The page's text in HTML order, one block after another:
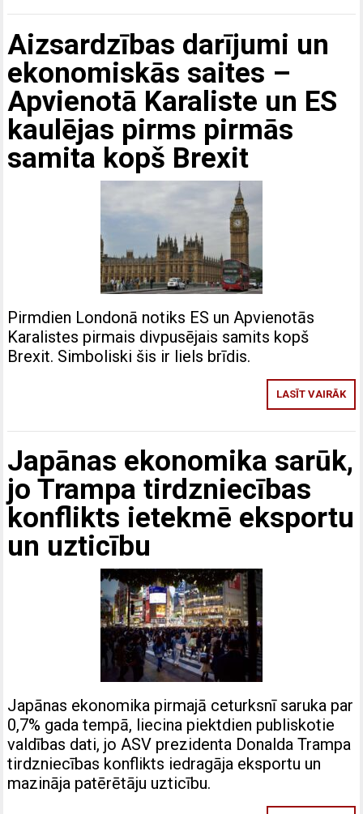
Aizsardzības darījumi un
ekonomiskās saites –
Apvienotā Karaliste un ES
kaulējas pirms pirmās
samita kopš Brexit
Pirmdien Londonā notiks ES un Apvienotās
Karalistes pirmais divpusējais samits kopš
Brexit. Simboliski šis ir liels brīdis.
LASĪT VAIRĀK
Japānas ekonomika sarūk,
jo Trampa tirdzniecības
konflikts ietekmē eksportu
un uzticību
Japānas ekonomika pirmajā ceturksnī saruka par
0,7% gada tempā, liecina piektdien publiskotie
valdības dati, jo ASV prezidenta Donalda Trampa
tirdzniecības konflikts iedragāja eksportu un
mazināja patērētāju uzticību.